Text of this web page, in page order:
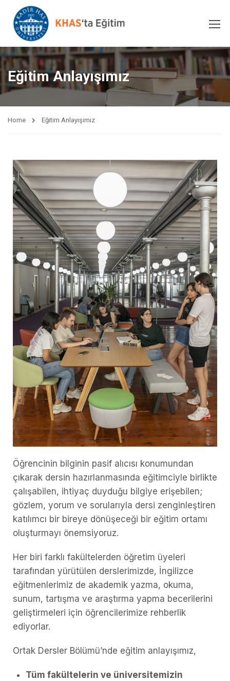
Eğitim Anlayışımız
Home Eğitim Anlayışımız
Öğrencinin bilginin pasif alıcısı konumundan
çıkarak dersin hazırlanmasında eğitimciyle birlikte
çalışabilen, ihtiyaç duyduğu bilgiye erişebilen;
gözlem, yorum ve sorularıyla dersi zenginleştiren
katılımcı bir bireye dönüşeceği bir eğitim ortamı
oluşturmayı önemsiyoruz.
Her biri farklı fakültelerden öğretim üyeleri
tarafından yürütülen derslerimizde, İngilizce
eğitmenlerimiz de akademik yazma, okuma,
sunum, tartışma ve araştırma yapma becerilerini
geliştirmeleri için öğrencilerimize rehberlik
ediyorlar.
Ortak Dersler Bölümü’nde eğitim anlayışımız,
Tüm fakültelerin ve üniversitemizin